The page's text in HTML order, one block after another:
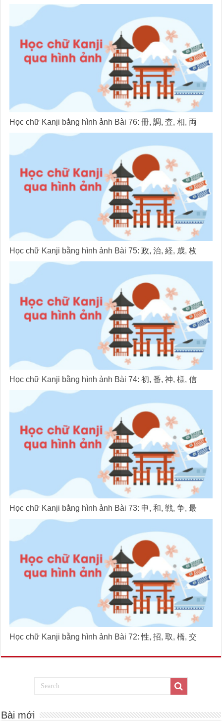
Học chữ Kanji bằng hình ảnh Bài 76: 冊, 調, 査, 相, 両
Học chữ Kanji bằng hình ảnh Bài 75: 政, 治, 経, 歳, 枚
Học chữ Kanji bằng hình ảnh Bài 74: 初, 番, 神, 様, 信
Học chữ Kanji bằng hình ảnh Bài 73: 申, 和, 戦, 争, 最
Học chữ Kanji bằng hình ảnh Bài 72: 性, 招, 取, 橋, 交
Bài mới